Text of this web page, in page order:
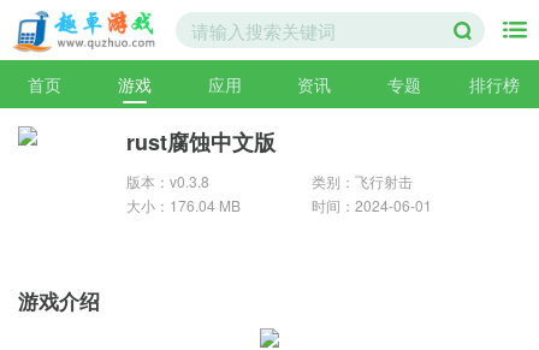
首页 游戏 应用 资讯 专题 排行榜
rust腐蚀中文版
版本：v0.3.8
类别：飞行射击
大小：176.04 MB
时间：2024-06-01
游戏介绍